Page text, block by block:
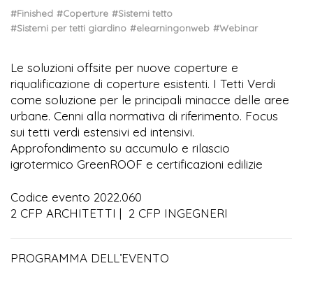
#Finished #Coperture #Sistemi tetto
#Sistemi per tetti giardino #elearningonweb #Webinar
Le soluzioni offsite per nuove coperture e
riqualificazione di coperture esistenti. I Tetti Verdi
come soluzione per le principali minacce delle aree
urbane. Cenni alla normativa di riferimento. Focus
sui tetti verdi estensivi ed intensivi.
Approfondimento su accumulo e rilascio
igrotermico GreenROOF e certificazioni edilizie
Codice evento 2022.060
2 CFP ARCHITETTI | 2 CFP INGEGNERI
PROGRAMMA DELL’EVENTO